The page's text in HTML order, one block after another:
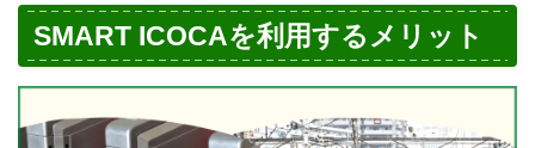
SMART ICOCAを利用するメリット